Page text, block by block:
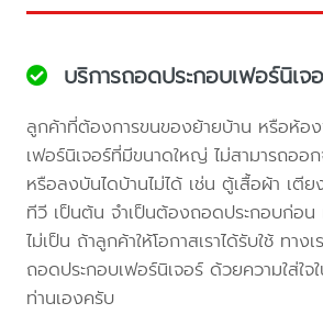
บริการถอดประกอบเฟอร์นิเจ
ลูกค้าที่ต้องการขนของย้ายบ้าน หรือห้อ
เฟอร์นิเจอร์ที่มีขนาดใหญ่ ไม่สามารถออ
หรือลงบันไดบ้านไม่ได้ เช่น ตู้เสื้อผ้า เตี
ทีวี เป็นต้น จำเป็นต้องถอดประกอบก่อน
ไม่เป็น ถ้าลูกค้าให้โอกาสเราได้รับใช้ ทาง
ถอดประกอบเฟอร์นิเจอร์ ด้วยความใส่ใจ
ท่านเองครับ